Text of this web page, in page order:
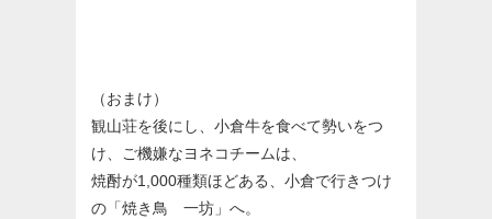
（おまけ）
観山荘を後にし、小倉牛を食べて勢いをつ
け、ご機嫌なヨネコチームは、
焼酎が1,000種類ほどある、小倉で行きつけ
の「焼き鳥 一坊」へ。